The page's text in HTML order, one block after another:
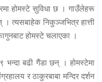
होमस्टे सुविधा छ । गाउँलेहरू
। त्यसबाहेक निकुञ्जभित्र हात्ती
होमस्टे चलाएका ।
भन्दा बढी गैंडा छन् । होमस्टेमा
र ठाकुरबाबा मन्दिर दर्शन